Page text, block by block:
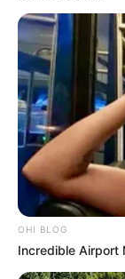
OHI BLOG
Incredible Airport